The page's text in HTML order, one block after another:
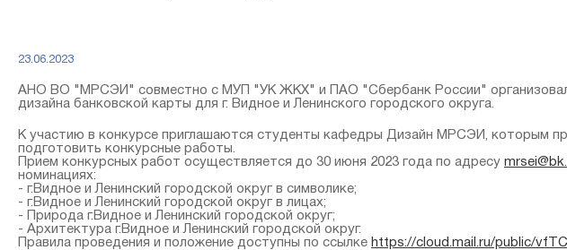
23.06.2023
АНО ВО "МРСЭИ" совместно с МУП "УК ЖКХ" и ПАО "Сбербанк России"
дизайна банковской карты для г. Видное и Ленинского городского округа.
К участию в конкурсе приглашаются студенты кафедры Дизайн МРСЭИ, которым
подготовить конкурсные работы.
Прием конкурсных работ осуществляется до 30 июня 2023 года по адресу
номинациях:
- г.Видное и Ленинский городской округ в символике;
- г.Видное и Ленинский городской округ в лицах;
- Природа г.Видное и Ленинский городской округ;
- Архитектура г.Видное и Ленинский городской округ.
Правила проведения и положение доступны по ссылке https://cloud.mail.ru/public/